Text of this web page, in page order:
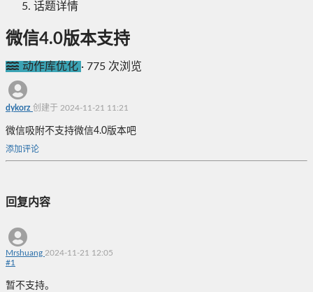
话题详情
微信4.0版本支持
动作库优化 · 775 次浏览
dykorz 创建于 2024-11-21 11:21
微信吸附不支持微信4.0版本吧
添加评论
回复内容
Mrshuang 2024-11-21 12:05
#1
暂不支持。